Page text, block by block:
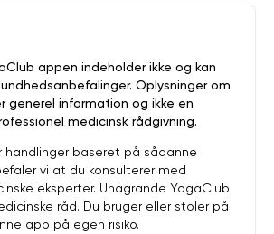
appen indeholder ikke og kan
Oplysninger om
generel information og ikke en
medicinsk rådgivning.
handlinger baseret på sådanne
vi at du konsulterer med
eksperter. Unagrande YogaClub
råd. Du bruger eller stoler på
app på egen risiko.